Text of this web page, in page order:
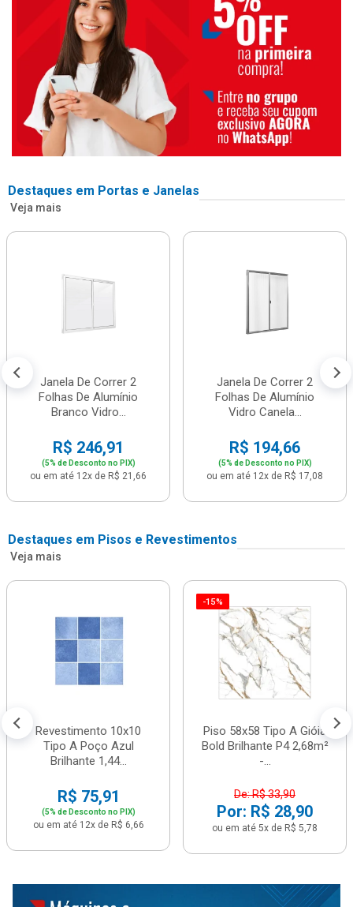
Destaques em Portas e Janelas
Veja mais
Janela De Correr 2
Folhas De Alumínio
Branco Vidro...
R$ 246,91
(5% de Desconto no PIX)
ou em até 12x de R$ 21,66
Janela De Correr 2
Folhas De Alumínio
Vidro Canela...
R$ 194,66
(5% de Desconto no PIX)
ou em até 12x de R$ 17,08
Destaques em Pisos e Revestimentos
Veja mais
Revestimento 10x10
Tipo A Poço Azul
Brilhante 1,44...
R$ 75,91
(5% de Desconto no PIX)
ou em até 12x de R$ 6,66
-15%
Piso 58x58 Tipo A Gióia
Bold Brilhante P4 2,68m²
-...
De: R$ 33,90
Por: R$ 28,90
ou em até 5x de R$ 5,78